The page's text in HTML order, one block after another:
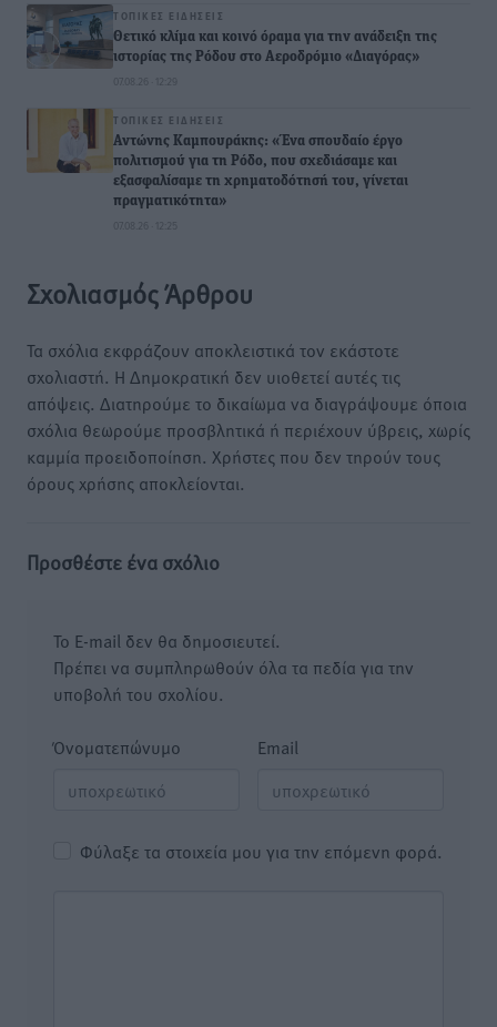
ΤΟΠΙΚΈΣ ΕΙΔΉΣΕΙΣ
Θετικό κλίμα και κοινό όραμα για την ανάδειξη της
ιστορίας της Ρόδου στο Αεροδρόμιο «Διαγόρας»
07.08.26 · 12:29
ΤΟΠΙΚΈΣ ΕΙΔΉΣΕΙΣ
Αντώνης Καμπουράκης: «Ένα σπουδαίο έργο
πολιτισμού για τη Ρόδο, που σχεδιάσαμε και
εξασφαλίσαμε τη χρηματοδότησή του, γίνεται
πραγματικότητα»
07.08.26 · 12:25
Σχολιασμός Άρθρου
Τα σχόλια εκφράζουν αποκλειστικά τον εκάστοτε
σχολιαστή. Η Δημοκρατική δεν υιοθετεί αυτές τις
απόψεις. Διατηρούμε το δικαίωμα να διαγράψουμε όποια
σχόλια θεωρούμε προσβλητικά ή περιέχουν ύβρεις, χωρίς
καμμία προειδοποίηση. Χρήστες που δεν τηρούν τους
όρους χρήσης αποκλείονται.
Προσθέστε ένα σχόλιο
Το E-mail δεν θα δημοσιευτεί.
Πρέπει να συμπληρωθούν όλα τα πεδία για την
υποβολή του σχολίου.
Όνοματεπώνυμο Email
Φύλαξε τα στοιχεία μου για την επόμενη φορά.